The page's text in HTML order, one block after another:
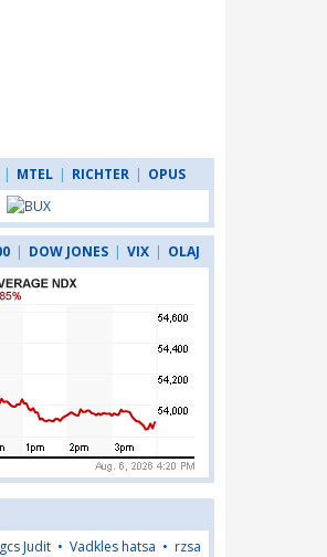
| MTEL | RICHTER | OPUS
| DOW JONES | VIX | OLAJ
Judit • Vadkles hatsa • rzsa